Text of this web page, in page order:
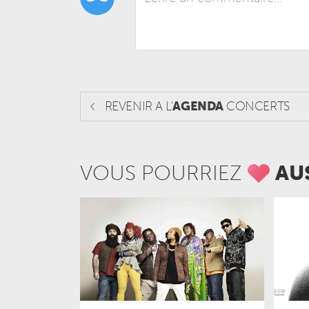
REVENIR A L'AGENDACONCERTS
VOUS POURRIEZ